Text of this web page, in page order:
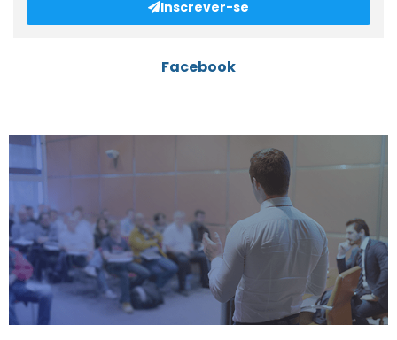
Inscrever-se
Facebook